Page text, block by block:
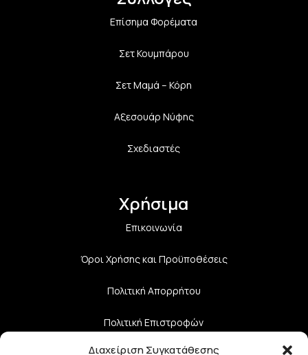
Διαχείριση Συγκατάθεσης
Επίσημα Φορέματα
Σετ Κουμπάρου
Σετ Μαμά – Κόρη
Αξεσουάρ Νύφης
Σχεδιαστές
Χρήσιμα
Επικοινωνία
Όροι Χρήσης και Προϋποθέσεις
Πολιτική Aπορρήτου
Πολιτική Επιστροφών